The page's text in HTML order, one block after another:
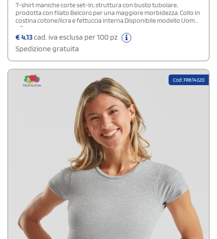
T-shirt maniche corte set-in, struttura con busto tubolare,
prodotta con filato Belcoro per una maggiore morbidezza. Collo in
costina cotone/licra e fettuccia interna.Disponibile modello Uomo
e Donna
€4,13cad. iva esclusa per 100 pz
Spedizione gratuita
Cod: FR614320